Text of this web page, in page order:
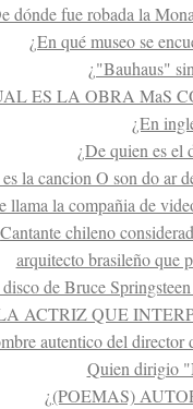
dónde fue robada la
¿En qué museo se
¿"Bauhaus"
ES LA OBRA MaS
¿En
¿De quien es
la cancion O son do ar
llama la compañia de
chileno
arquitecto brasileño que
de Bruce
ACTRIZ QUE
autentico del director
Quien dirigio
¿(POEMAS)